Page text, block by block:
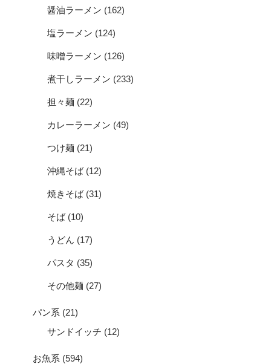
醤油ラーメン (162)
塩ラーメン (124)
味噌ラーメン (126)
煮干しラーメン (233)
担々麺 (22)
カレーラーメン (49)
つけ麺 (21)
沖縄そば(12)
焼きそば(31)
そば(10)
うどん (17)
パスタ (35)
その他麺 (27)
パン系 (21)
サンドイッチ (12)
お魚系 (594)